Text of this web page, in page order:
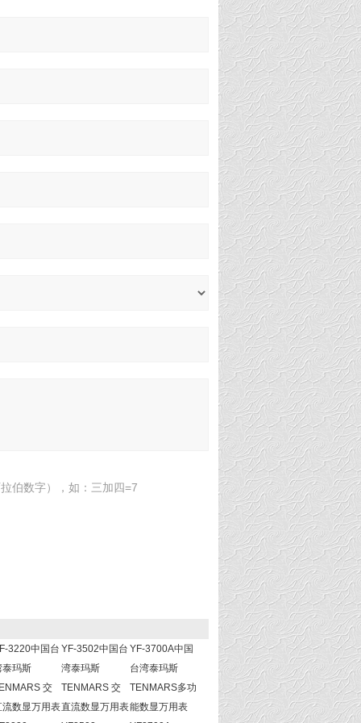
伯数字），如：三加四=7
3220中国台
泰玛斯
交
流数显万用表
YF-3502中国台
湾泰玛斯
TENMARS 交
直流数显万用表
YF-3700A中国
台湾泰玛斯
TENMARS多功
能数显万用表